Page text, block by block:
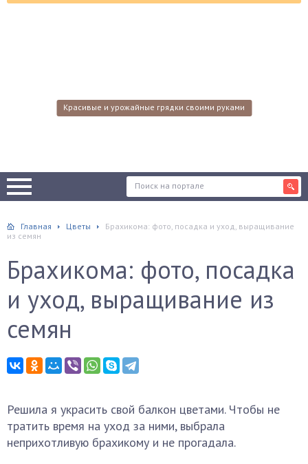
Красивые и урожайные грядки своими руками
Главная Цветы
Брахикома: фото, посадка и уход, выращивание
из семян
Брахикома: фото, посадка
и уход, выращивание из
семян
Решила я украсить свой балкон цветами. Чтобы не
тратить время на уход за ними, выбрала
неприхотливую брахикому и не прогадала.